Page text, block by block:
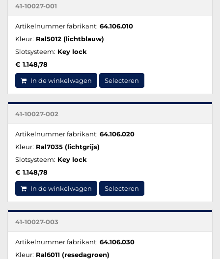
41-10027-001
Artikelnummer fabrikant: 64.106.010
Kleur: Ral5012 (lichtblauw)
Slotsysteem: Key lock
€ 1.148,78
In de winkelwagen Selecteren
41-10027-002
Artikelnummer fabrikant: 64.106.020
Kleur: Ral7035 (lichtgrijs)
Slotsysteem: Key lock
€ 1.148,78
In de winkelwagen Selecteren
41-10027-003
Artikelnummer fabrikant: 64.106.030
Kleur: Ral6011 (resedagroen)